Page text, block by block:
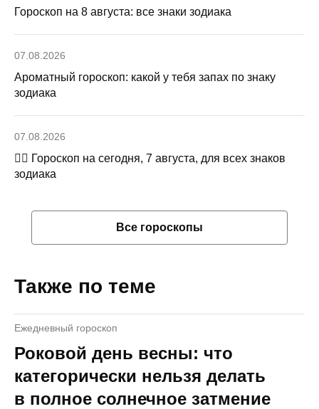
Гороскоп на 8 августа: все знаки зодиака
07.08.2026
Ароматный гороскоп: какой у тебя запах по знаку
зодиака
07.08.2026
🧙‍♀ Гороскоп на сегодня, 7 августа, для всех знаков
зодиака
Все гороскопы
Также по теме
Ежедневный гороскоп
Роковой день весны: что
категорически нельзя делать
в полное солнечное затмение